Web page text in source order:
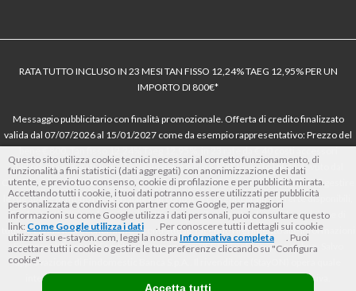
RATA TUTTO INCLUSO IN 23 MESI TAN FISSO 12,24% TAEG 12,95% PER UN
IMPORTO DI 800€*
Messaggio pubblicitario con finalità promozionale. Offerta di credito finalizzato
valida dal 07/07/2026 al 15/01/2027 come da esempio rappresentativo: Prezzo del
dell’offerta azzerati. Importo totale del credito € 800. Importo totale dovuto dal
Consumatore € 920. Decorrenza media della prima rata a 90 giorni. Al fine di gestire
le tue spese in modo responsabile e di conoscere eventuali altre offerte disponibili,
Findomestic ti ricorda, prima di sottoscrivere il contratto, di prendere visione di
tutte le condizioni economiche e contrattuali, facendo riferimento alle Informazioni
Europee di Base sul Credito ai Consumatori (IEBCC) nel percorso online. Salvo
approvazione di Findomestic Banca S.p.A.. Il rivenditore (StayON) opera quale
intermediario del credito per Findomestic Banca S.p.A., non in esclusiva.
Questo sito utilizza cookie tecnici necessari al corretto funzionamento, di
funzionalità a fini statistici (dati aggregati) con anonimizzazione dei dati
utente, e previo tuo consenso, cookie di profilazione e per pubblicità mirata.
Accettando tutti i cookie, i tuoi dati potranno essere utilizzati per pubblicità
personalizzata e condivisi con partner come Google, per maggiori
informazioni su come Google utilizza i dati personali, puoi consultare questo
link: Come Google utilizza i dati
. Per conoscere tutti i dettagli sui cookie
utilizzati su e-stayon.com, leggi la nostra Informativa completa
. Puoi
accettare tutti i cookie o gestire le tue preferenze cliccando su "Configura
cookie".
Accetta tutti